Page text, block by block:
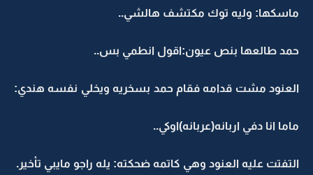
ماسكها: وليه توك مكتشف هالشي..
حمد طالعها بنص عيون:اقول انطمي بس..
العنود مشت قدامه فقام حمد بسخريه ويخلي نفسه هندي:
ماما انا دفي اربانه(عربانه)اوكي..
التفتت عليه العنود وهي كاتمه ضحكته: يله راجو مايبي تأخير.